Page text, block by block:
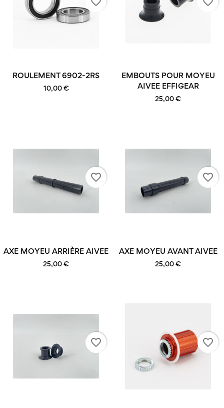
ROULEMENT 6902-2RS
10,00 €
EMBOUTS POUR MOYEU
AIVEE EFFIGEAR
25,00 €
AXE MOYEU ARRIÈRE AIVEE
25,00 €
favorite_border
AXE MOYEU AVANT AIVEE
25,00 €
favorite_border
favorite_border favorite_border